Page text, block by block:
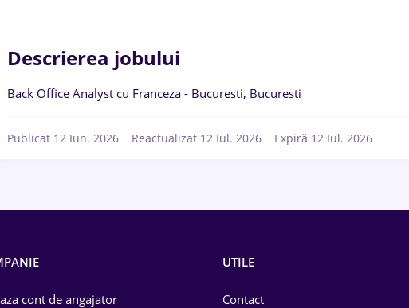
Descrierea jobului
Back Office Analyst cu Franceza - Bucuresti, Bucuresti
Publicat 12 Iun. 2026 Reactualizat 12 Iul. 2026 Expiră 12 Iul. 2026
cont de angajator
UTILE
Contact